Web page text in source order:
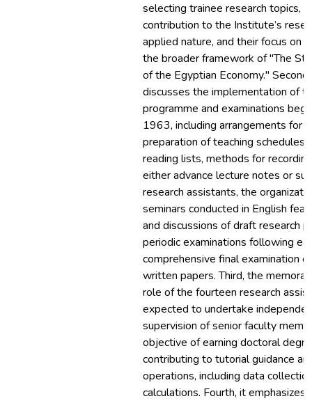
selecting trainee research topics,
contribution to the Institute’s
applied nature, and their focus on
the broader framework of "The
of the Egyptian Economy."
discusses the implementation of
programme and examinations
1963, including arrangements for
preparation of teaching schedules,
reading lists, methods for
either advance lecture notes or
research assistants, the
seminars conducted in English
and discussions of draft research
periodic examinations following
comprehensive final examination
written papers. Third, the
role of the fourteen research
expected to undertake
supervision of senior faculty
objective of earning doctoral
contributing to tutorial guidance
operations, including data
calculations. Fourth, it emphasizes